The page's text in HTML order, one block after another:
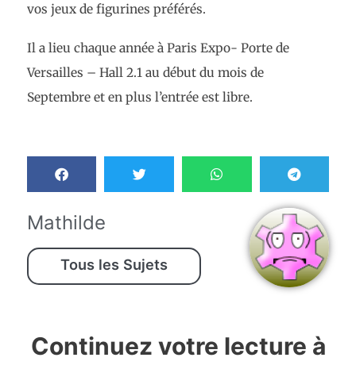
vos jeux de figurines préférés.
Il a lieu chaque année à Paris Expo- Porte de
Versailles – Hall 2.1 au début du mois de
Septembre et en plus l’entrée est libre.
Mathilde
Tous les Sujets
Continuez votre lecture à